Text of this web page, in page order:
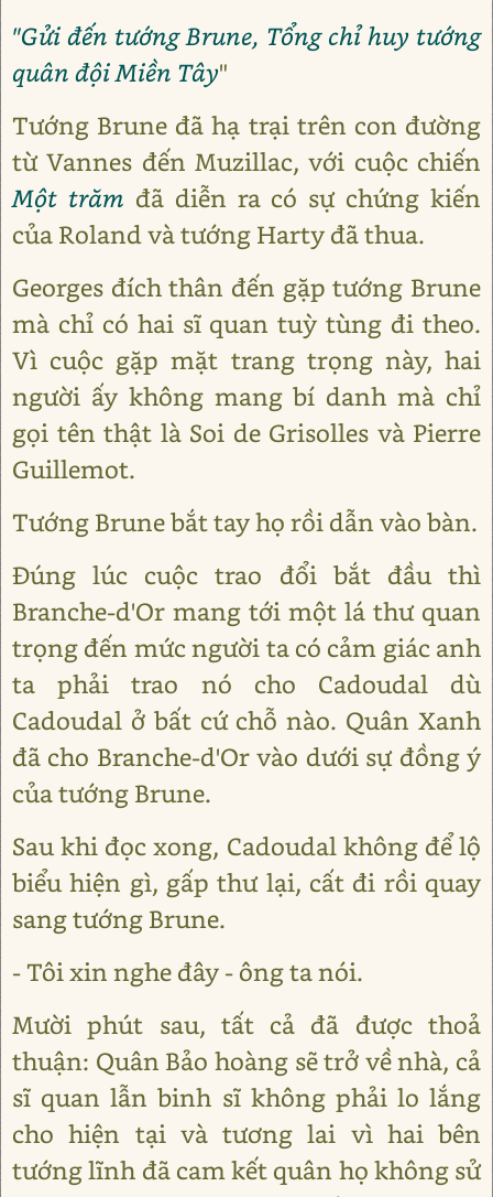
"Gửi đến tướng Brune, Tổng chỉ huy tướng
quân đội Miền Tây"
Tướng Brune đã hạ trại trên con đường
từ Vannes đến Muzillac, với cuộc chiến
Một trăm đã diễn ra có sự chứng kiến
của Roland và tướng Harty đã thua.
Georges đích thân đến gặp tướng Brune
mà chỉ có hai sĩ quan tuỳ tùng đi theo.
Vì cuộc gặp mặt trang trọng này, hai
người ấy không mang bí danh mà chỉ
gọi tên thật là Soi de Grisolles và Pierre
Guillemot.
Tướng Brune bắt tay họ rồi dẫn vào bàn.
Đúng lúc cuộc trao đổi bắt đầu thì
Branche-d'Or mang tới một lá thư quan
trọng đến mức người ta có cảm giác anh
ta phải trao nó cho Cadoudal dù
Cadoudal ở bất cứ chỗ nào. Quân Xanh
đã cho Branche-d'Or vào dưới sự đồng ý
của tướng Brune.
Sau khi đọc xong, Cadoudal không để lộ
biểu hiện gì, gấp thư lại, cất đi rồi quay
sang tướng Brune.
- Tôi xin nghe đây - ông ta nói.
Mười phút sau, tất cả đã được thoả
thuận: Quân Bảo hoàng sẽ trở về nhà, cả
sĩ quan lẫn binh sĩ không phải lo lắng
cho hiện tại và tương lai vì hai bên
tướng lĩnh đã cam kết quân họ không sử